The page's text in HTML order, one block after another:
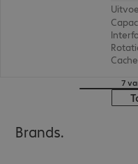
Cache
7
Brands.